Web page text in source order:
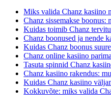
Miks valida Chanz kasiino
Chanz sissemakse boonus:
Kuidas toimib Chanz
Chanz boonused ja nende
Kuidas Chanz boonus
Chanz online kasiino
Tasuta spinnid Chanz
Chanz kasiino rakendus:
Kuidas Chanz kasiino
Kokkuvõte: miks valida